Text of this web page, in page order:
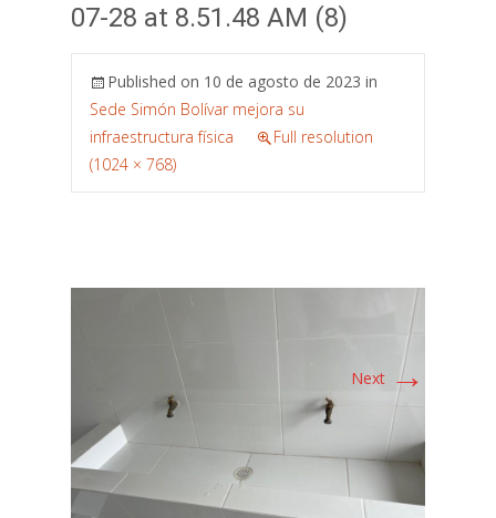
07-28 at 8.51.48 AM (8)
Published on 10 de agosto de 2023 in
Sede Simón Bolívar mejora su
infraestructura física
Full resolution
(1024 × 768)
Next →